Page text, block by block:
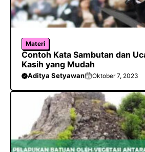
Materi
Contoh Kata Sambutan dan
Kasih yang Mudah
Aditya Setyawan Oktober 7, 2023